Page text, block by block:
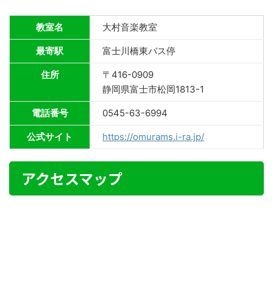
教室名 大村音楽教室
最寄駅 富士川橋東バス停
住所
〒416-0909
静岡県富士市松岡1813-1
電話番号 0545-63-6994
公式サイト https://omurams.i-ra.jp/
アクセスマップ